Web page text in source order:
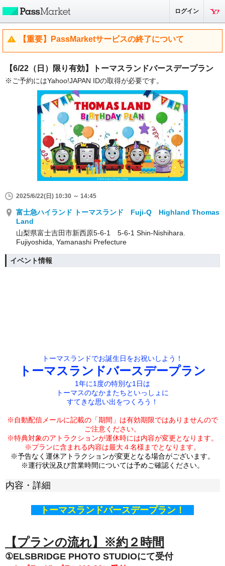
ログイン
【重要】PassMarketサービスの終了について
【6/22（日）限り有効】トーマスランドバースデープラン
※ご予約にはYahoo!JAPAN IDの取得が必要です。
2025/6/22(日) 10:30 ～ 14:45
富士急ハイランド トーマスランド Fuji-Q Highland Thomas
Land
山梨県富士吉田市新西原5-6-1 5-6-1 Shin-Nishihara.
Fujiyoshida, Yamanashi Prefecture
イベント情報
トーマスランドでお誕生日をお祝いしよう！
トーマスランドバースデープラン
1年に1度の特別な1日は
トーマスのなかまたちといっしょに
すてきな思い出をつくろう！
※自動配信メールに記載の「期間」は有効期限ではありませんので
ご注意ください。
※特典対象のアトラクションが運休時には内容が変更となります。
※プランに含まれる内容は最大４名様までとなります。
※予告なく運休アトラクションが変更となる場合がございます。
※運行状況及び営業時間については予めご確認ください。
内容・詳細
トーマスランドバースデープラン！
【プランの流れ】※約２時間
①ELSBRIDGE PHOTO STUDIOにて受付